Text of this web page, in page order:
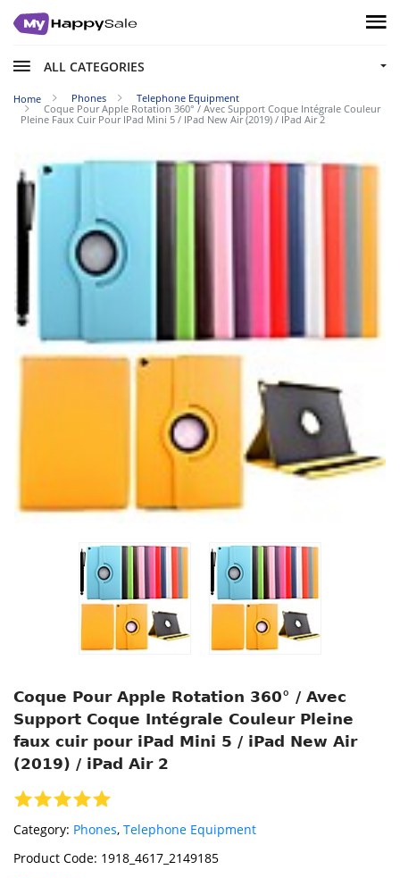
ALL CATEGORIES
Home Phones
Telephone Equipment
Coque Pour Apple Rotation 360° / Avec Support Coque Intégrale Couleur
Pleine Faux Cuir Pour IPad Mini 5 / IPad New Air (2019) / IPad Air 2
Coque Pour Apple Rotation 360° / Avec
Support Coque Intégrale Couleur Pleine
faux cuir pour iPad Mini 5 / iPad New Air
(2019) / iPad Air 2
Category: Phones, Telephone Equipment
Product Code: 1918_4617_2149185